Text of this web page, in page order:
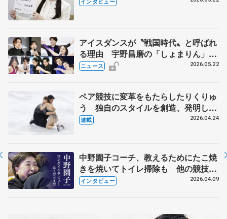
アイスダンスが〝戦国時代〟と呼ばれ
る理由 宇野昌磨の「しょまりん」ら
実力者が相次いで参戦 国内の競争激
ニュース 2026.05.22
ペア競技に変革をもたらしたりくりゅ
う 独自のスタイルを創造、発明した
【引退発表後②】
連載 2026.04.24
中野園子コーチ、教えるためにたこ焼
きを焼いてトイレ掃除も 他の競技に
も通用するという坂本花織の筋肉
インタビュー 2026.04.09